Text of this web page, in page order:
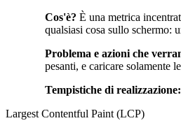
Cos'è? È una metrica
qualsiasi cosa sullo schermo:
Problema e azioni che
pesanti, e caricare solamente
Tempistiche di realizzazione:
Largest Contentful Paint (LCP)